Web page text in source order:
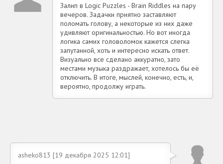
Залип в Logic Puzzles - Brain Riddles на пару
вечеров. Задачки приятно заставляют
поломать голову, а некоторые из них даже
удивляют оригинальностью. Но вот иногда
логика самих головоломок кажется слегка
запутанной, хоть и интересно искать ответ.
Визуально все сделано аккуратно, зато
местами музыка раздражает, хотелось бы её
отключить. В итоге, мыслей, конечно, есть, и,
вероятно, продолжу играть.
asheko813 [19 декабря 2025 12:01]